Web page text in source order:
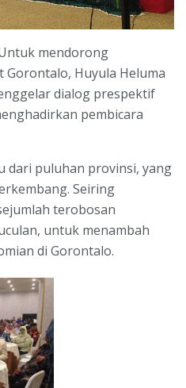
mendorong
Huyula Heluma
dialog prespektif
pembicara
dari puluhan provinsi, yang
Seiring
terobosan
untuk menambah
di Gorontalo.